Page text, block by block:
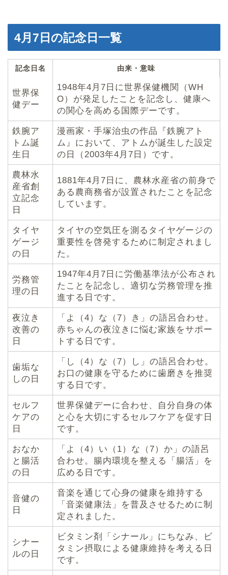
4月7日の記念日一覧
記念日名 由来・意味
世界保
健デー
1948年4月7日に世界保健機関（WH
O）が発足したことを記念し、健康へ
の関心を高める国際デーです。
鉄腕ア
トム誕
生日
漫画家・手塚治虫の作品『鉄腕アト
ム』において、アトムが誕生した設定
の日（2003年4月7日）です。
農林水
産省創
立記念
日
1881年4月7日に、農林水産省の前身で
ある農商務省が設置されたことを記念
しています。
タイヤ
ゲージ
の日
タイヤの空気圧を測るタイヤゲージの
重要性を啓発するために制定されまし
た。
労務管
理の日
1947年4月7日に労働基準法が公布され
たことを記念し、適切な労務管理を推
進する日です。
夜泣き
改善の
日
「よ（4）な（7）き」の語呂合わせ。
赤ちゃんの夜泣きに悩む家族をサポー
トする日です。
歯垢な
しの日
「し（4）な（7）し」の語呂合わせ。
お口の健康を守るために歯磨きを推奨
する日です。
セルフ
ケアの
日
世界保健デーに合わせ、自分自身の体
と心を大切にするセルフケアを促す日
です。
おなか
と腸活
の日
「よ（4）い（1）な（7）か」の語呂
合わせ。腸内環境を整える「腸活」を
広める日です。
音健の
日
音楽を通じて心身の健康を維持する
「音楽健康法」を普及させるために制
定されました。
シナー
ルの日
ビタミン剤「シナール」にちなみ、ビ
タミン摂取による健康維持を考える日
です。